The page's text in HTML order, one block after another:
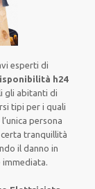
esperti di
h24
gli abitanti di
tipi per i quali
persona
certa tranquillità
il danno in
immediata.